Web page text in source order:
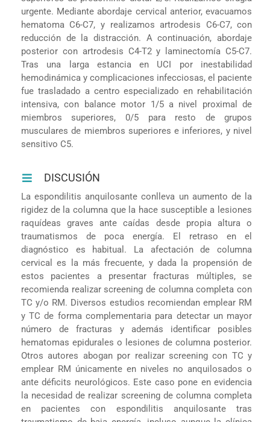
urgente. Mediante abordaje cervical anterior, evacuamos
hematoma C6-C7, y realizamos artrodesis C6-C7, con
reducción de la distracción. A continuación, abordaje
posterior con artrodesis C4-T2 y laminectomía C5-C7.
Tras una larga estancia en UCI por inestabilidad
hemodinámica y complicaciones infecciosas, el paciente
fue trasladado a centro especializado en rehabilitación
intensiva, con balance motor 1/5 a nivel proximal de
miembros superiores, 0/5 para resto de grupos
musculares de miembros superiores e inferiores, y nivel
sensitivo C5.
DISCUSIÓN
La espondilitis anquilosante conlleva un aumento de la
rigidez de la columna que la hace susceptible a lesiones
raquídeas graves ante caídas desde propia altura o
traumatismos de poca energía. El retraso en el
diagnóstico es habitual. La afectación de columna
cervical es la más frecuente, y dada la propensión de
estos pacientes a presentar fracturas múltiples, se
recomienda realizar screening de columna completa con
TC y/o RM. Diversos estudios recomiendan emplear RM
y TC de forma complementaria para detectar un mayor
número de fracturas y además identificar posibles
hematomas epidurales o lesiones de columna posterior.
Otros autores abogan por realizar screening con TC y
emplear RM únicamente en niveles no anquilosados o
ante déficits neurológicos. Este caso pone en evidencia
la necesidad de realizar screening de columna completa
en pacientes con espondilitis anquilosante tras